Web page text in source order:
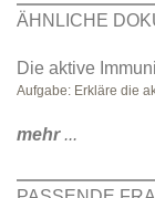
ÄHNLICHE
Die aktive
Aufgabe: Erkläre die
mehr...